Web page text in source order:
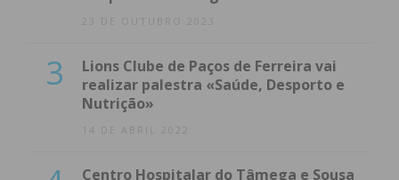
23 DE OUTUBRO 2023
3
Lions Clube de Paços de Ferreira vai
realizar palestra «Saúde, Desporto e
Nutrição»
14 DE ABRIL 2022
Centro Hospitalar do Tâmega e Sousa